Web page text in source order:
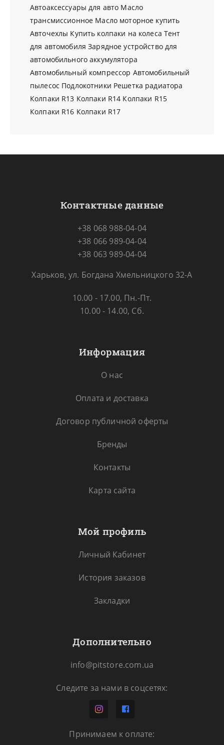
Автоаксессуары для авто Масло
трансмиссионное Масло моторное купить
Авточехлы Купить колпаки на колеса Тент
для автомобиля Зарядное устройство для
автомобильного аккумулятора
Автомобильный компрессор Автомобильный
пылесос Подлокотники Решетка радиатора
Колпаки R13 Колпаки R14 Колпаки R15
Колпаки R16 Колпаки R17
Контактные данные
+38 068 988-04-04
+38 066 989-04-04
+38 063 989-04-04
Харьков, ул. Богдана Хмельницкого 32-А
10.00 - 17.00, Пн.-Пт.
10.00 - 14.00, Сб.
Информация
О нас
Оплата и доставка
Договор публичной оферты
Бренды
Контакты
Карта сайта
Мой профиль
Личный Кабинет
История заказов
Закладки
Дополнительно
info@pitstore.com.ua
Следите за нами в соцсетях:
Принимаем к оплате: